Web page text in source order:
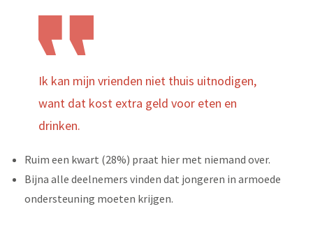
Ik kan mijn vrienden niet thuis uitnodigen,
want dat kost extra geld voor eten en
drinken.
Ruim een kwart (28%) praat hier met niemand over.
Bijna alle deelnemers vinden dat jongeren in armoede
ondersteuning moeten krijgen.